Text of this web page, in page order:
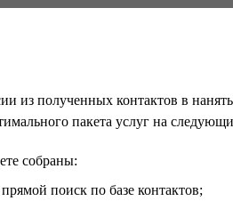
из полученных контактов в
пакета услуг на
собраны:
поиск по базе контактов;